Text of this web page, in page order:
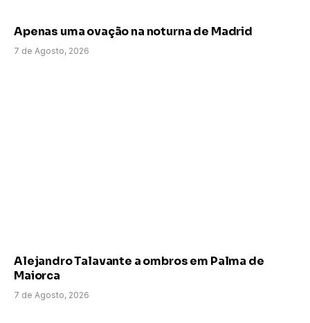
Apenas uma ovação na noturna de Madrid
7 de Agosto, 2026
Alejandro Talavante a ombros em Palma de
Maiorca
7 de Agosto, 2026